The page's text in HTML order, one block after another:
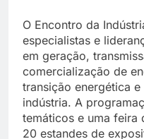
O Encontro da
especialistas e
em geração,
comercialização de
transição energética
indústria. A
temáticos e uma feira
20 estandes de